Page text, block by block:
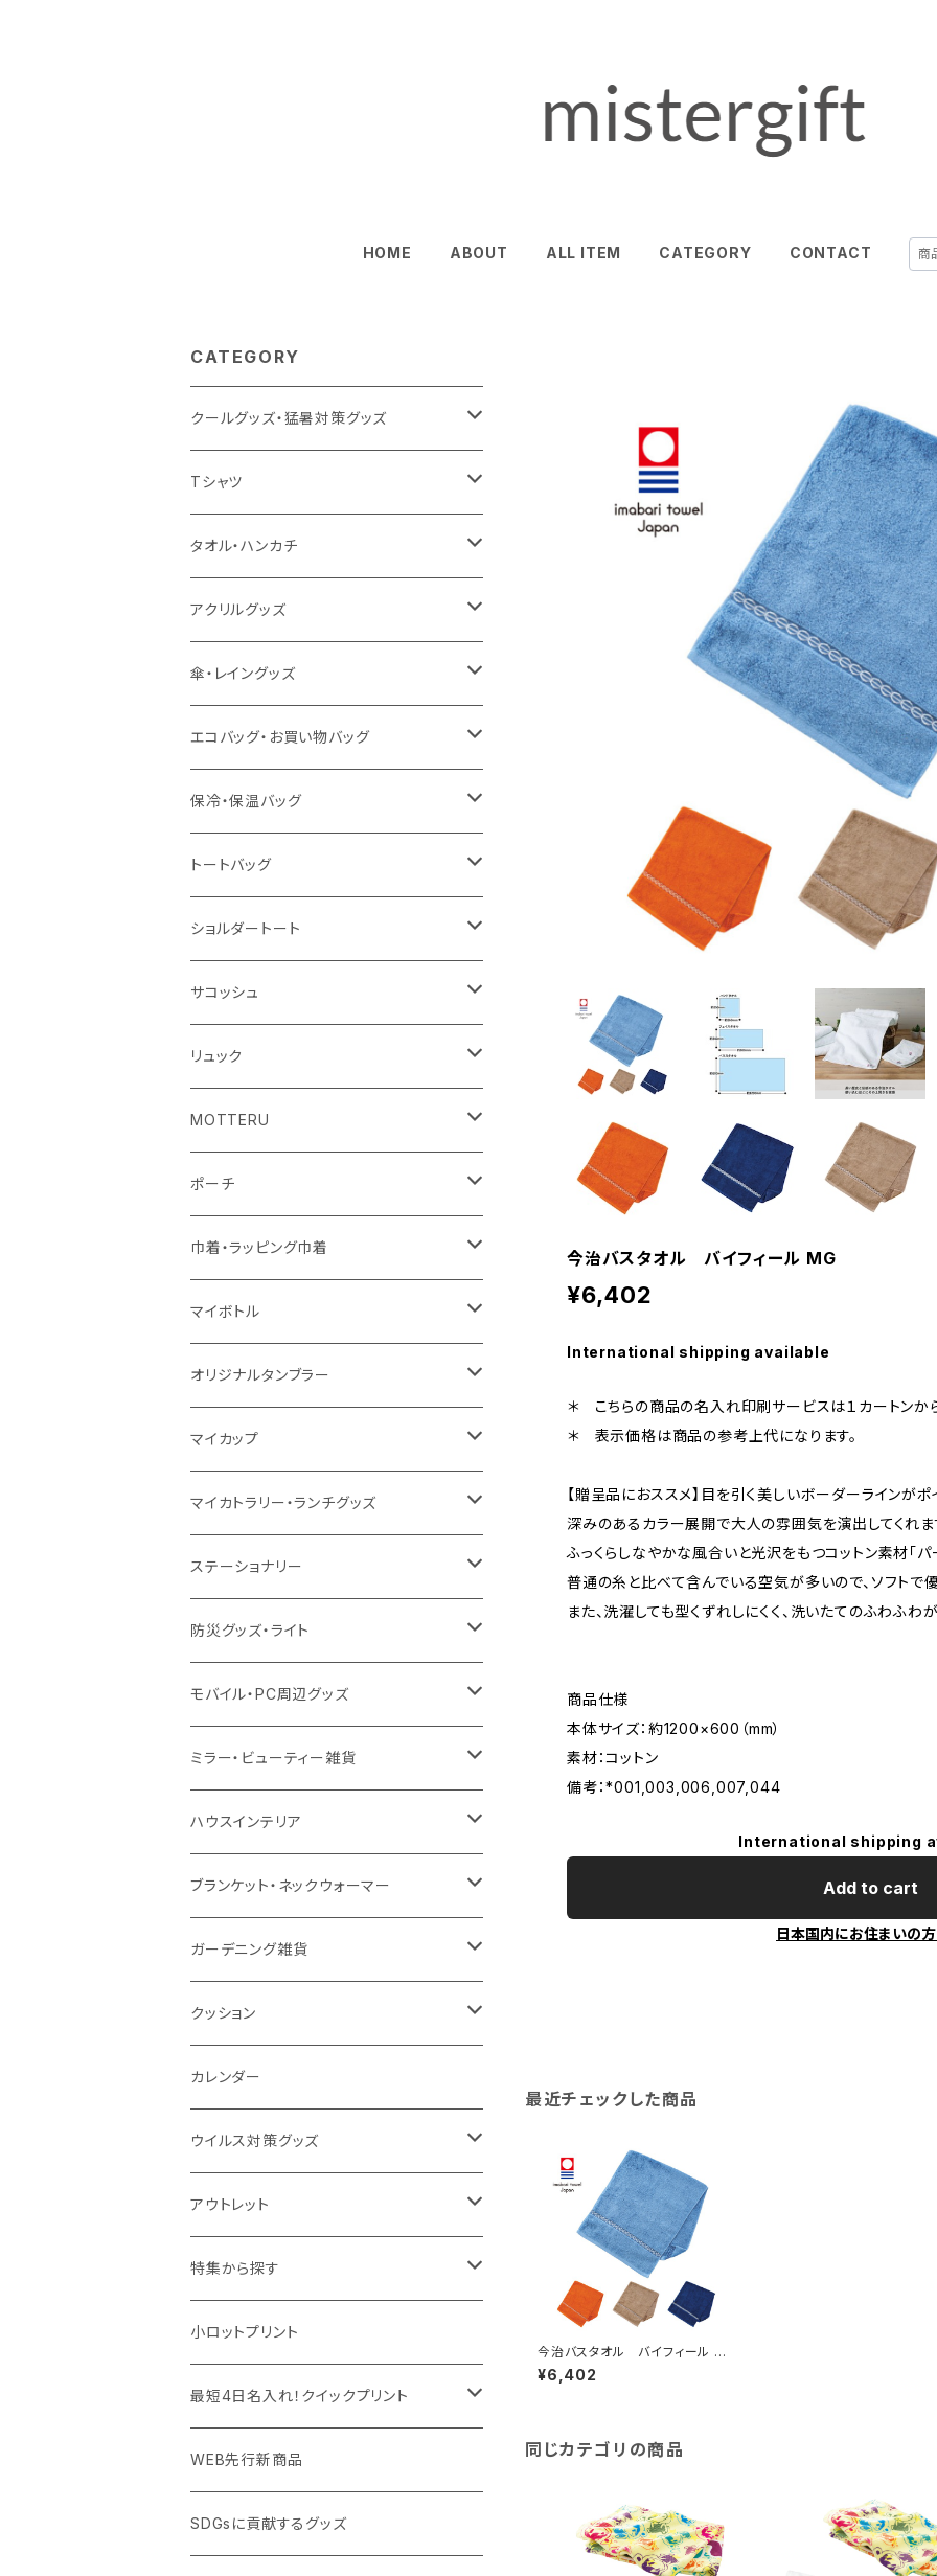
HOME ABOUT ALL ITEM CATEGORY CONTACT
今治バスタオル バイフィール MG
¥6,402
International shipping available
＊ こちらの商品の名入れ印刷サービスは１カートンから
＊ 表示価格は商品の参考上代になります。
【贈呈品におススメ】目を引く美しいボーダーラインがポ
深みのあるカラー展開で大人の雰囲気を演出してくれま
ふっくらしなやかな風合いと光沢をもつコットン素材「パ
普通の糸と比べて含んでいる空気が多いので、ソフトで
また、洗濯しても型くずれしにくく、洗いたてのふわふわ
商品仕様
本体サイズ：約1200×600（mm）
素材：コットン
備考：*001,003,006,007,044
International shipping
Add to cart
日本国内にお住まいの
最近チェックした商品
今治バスタオル バイフィール M
G
¥6,402
同じカテゴリの商品
CATEGORY
クールグッズ・猛暑対策グッズ
扇風機
うちわ
猛暑グッズ
冷感グッズ
Tシャツ
カスタムプリントTシャツ（国内プリント）
イージーオーダーTシャツ（海外生産）
タオル・ハンカチ
名入れタオル
今治タオル
泉州おくばりタオル
冷感タオル
ハンカチ
アクリルグッズ
キーホルダー
スタンド
バッジ
ライティングスタンド
アクリル雑貨
傘・レイングッズ
傘
ポンチョ
エコバッグ・お買い物バッグ
ポリエステル
フェアトレードコットン
ジュートコットン
キャンパス
不織布
コットン
保冷・保温バッグ
キャンパス
デニム
ポリエステル
不織布
トートバッグ
オーガニックコットン
シーチング
10oz
フェアトレードコットン
コットンリネン
ジュートコットン
再生ファブリック
コットン
5oz
シーチング
キャンパス
8oz
10oz
デニム・デニムライク
ポリエステル
再生不織布
不織布
保冷
スウェット
ショルダートート
オーガニックコットン
コットンリネン
再生ファブリック
5oz
10oz
コットン
シーチング
キャンパス
10oz
12oz
デニム
ポリエステル
不織布
保冷
サコッシュ
オーガニックコットン
フェアトレードコットン
ジュートコットン
再生ファブリック
5oz
コットン
5oz
キャンパス
ポリエステル
不織布
リュック
コットン
5oz
デニム
ポリエステル
不織布
スウェット
MOTTERU
お買い物バッグ
ボトル
タンブラー
ランチグッズ
ハンカチ
傘
ポーチ
オーガニックコットン
フェアトレードコットン
再生ファブリック
キャンパス
デニム・デニムライク
ポリエステル
不織布
保冷
EVA
防水
ナイロン
巾着・ラッピング巾着
コットン
オーガニックコットン
再生ファブリック
フェアトレードコットン
デニム・デニムライク
ポリエステル
リネン
マイボトル
ステンレスサーモ
ステンレス
アルミ
クリアボトル
カスタムデザインボトル
オリジナルタンブラー
サーモタンブラー
ステンレス2層タンブラー
プラスチック2層タンブラー
アルミタンブラー
バンブータンブラー
コーヒー配合タンブラー
カスタムデザインタンブラー
マイカップ
サーモ
ステンレス
バンブー
コーヒー配合
プラスチック
陶器
磁器マグ・湯呑
カスタムデザイン
マイカトラリー・ランチグッズ
カトラリー
フードポット
コースター
ドリンク用品
保存容器
キッチンツール
ステーショナリー
単色ボールペン
多機能ペン
ペンケース
メモ
ノート
付箋
トレイ
パットカバー、ブックカバー
IDケース、パスケース、コインケース
デスク周辺
防災グッズ・ライト
防災セット
ラジオ・スピーカー
ハンディライト
デスクライト
付属ライト
ランタン
非常食
モバイル・PC周辺グッズ
チャージャー
充電器
モバイルスタンド
モバイルリング
アクセサリー・スマホケース
タッチペン
USBケーブル・ハブ
イヤホン・ヘッドフォン
マウスパッド
モバイル周辺グッズ
PC周辺グッズ
ミラー・ビューティー雑貨
折りたたみ式ミラー
スライド式ミラー
ケース付きミラー
手持ちミラー
ビューティー雑貨
ハウスインテリア
ピクチャーボード、ポスター
フォトフレーム、スタンド
キーホルダー
時計
ブランケット・ネックウォーマー
ブランケット
ネックウォーマー
マフラー・ストール
ガーデニング雑貨
F.O.B COOP
クッション
折りたたみクッション
カレンダー
ウイルス対策グッズ
除菌グッズ
パーテーション
マスク・フェイスシールド
測定・測量用品
加湿器・オゾン発生器
ウイルス対策消耗品
アウトレット
アウトレット
ドリンクフェア
ボトル・タンブラー
ポーチ・巾着
タオル・ブランケット
特集から探す
エンタメグッズ・イベント会場物販品
ご当地グッズ・オリジナルお土産品
フルカラー印刷ノベルティ
予算消化・備品におすすめグッズ
小ロットプリント
最短4日名入れ！クイックプリント
クイック印刷対応トートバッグ・エコバッグ
クイック印刷対応ポーチ・巾着
WEB先行新商品
SDGsに貢献するグッズ